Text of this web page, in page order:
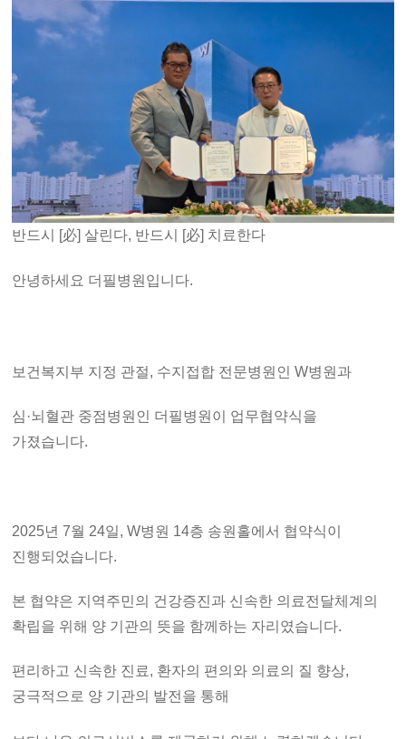
반드시 [必] 살린다, 반드시 [必] 치료한다
안녕하세요 더필병원입니다.
보건복지부 지정 관절, 수지접합 전문병원인 W병원과
심·뇌혈관 중점병원인 더필병원이 업무협약식을
가졌습니다.
2025년 7월 24일, W병원 14층 송원홀에서 협약식이
진행되었습니다.
본 협약은 지역주민의 건강증진과 신속한 의료전달체계의
확립을 위해 양 기관의 뜻을 함께하는 자리였습니다.
편리하고 신속한 진료, 환자의 편의와 의료의 질 향상,
궁극적으로 양 기관의 발전을 통해